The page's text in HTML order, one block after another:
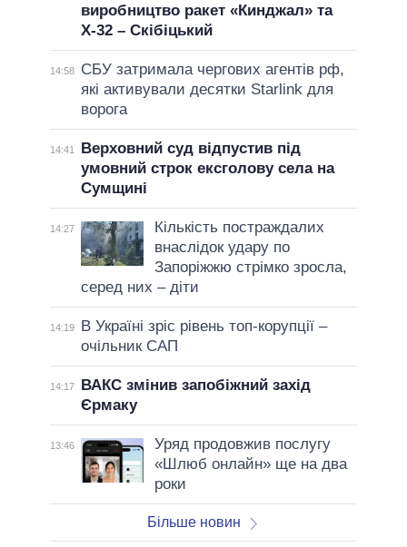
виробництво ракет «Кинджал» та
Х-32 – Скібіцький
14:58
СБУ затримала чергових агентів рф,
які активували десятки Starlink для
ворога
14:41
Верховний суд відпустив під
умовний строк ексголову села на
Сумщині
14:27
Кількість постраждалих
внаслідок удару по
Запоріжжю стрімко зросла,
серед них – діти
14:19
В Україні зріс рівень топ-корупції –
очільник САП
14:17
ВАКС змінив запобіжний захід
Єрмаку
13:46
Уряд продовжив послугу
«Шлюб онлайн» ще на два
роки
Більше новин